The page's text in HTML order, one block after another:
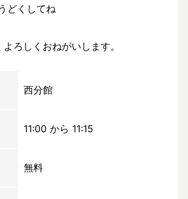
くしてね
ろしくおねがいします。
西分館
11:00 から 11:15
無料